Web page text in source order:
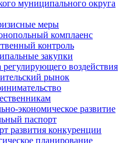
муниципального округа
меры
комплаенс
контроль
закупки
воздействия
рынок
экономическое развитие
паспорт
развития конкуренции
планирование